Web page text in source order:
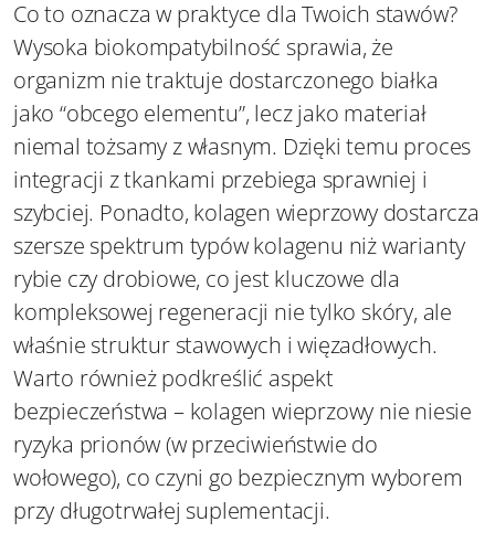
Co to oznacza w praktyce dla Twoich stawów?
Wysoka biokompatybilność sprawia, że
organizm nie traktuje dostarczonego białka
jako “obcego elementu”, lecz jako materiał
niemal tożsamy z własnym. Dzięki temu proces
integracji z tkankami przebiega sprawniej i
szybciej. Ponadto, kolagen wieprzowy dostarcza
szersze spektrum typów kolagenu niż warianty
rybie czy drobiowe, co jest kluczowe dla
kompleksowej regeneracji nie tylko skóry, ale
właśnie struktur stawowych i więzadłowych.
Warto również podkreślić aspekt
bezpieczeństwa – kolagen wieprzowy nie niesie
ryzyka prionów (w przeciwieństwie do
wołowego), co czyni go bezpiecznym wyborem
przy długotrwałej suplementacji.